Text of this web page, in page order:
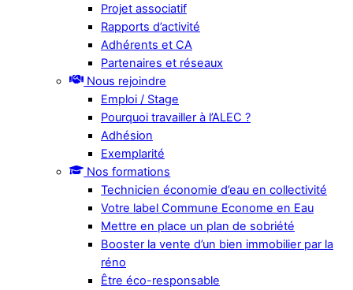
Projet associatif
Rapports d’activité
Adhérents et CA
Partenaires et réseaux
Nous rejoindre
Emploi / Stage
Pourquoi travailler à l’ALEC ?
Adhésion
Exemplarité
Nos formations
Technicien économie d’eau en collectivité
Votre label Commune Econome en Eau
Mettre en place un plan de sobriété
Booster la vente d’un bien immobilier par la
réno
Être éco-responsable